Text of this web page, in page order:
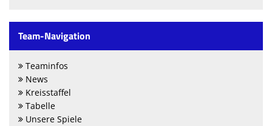
Team-Navigation
Teaminfos
News
Kreisstaffel
Tabelle
Unsere Spiele